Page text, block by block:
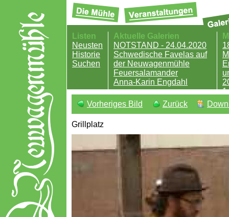
Listen
Neusten
Historie
Suchen
Aktuelle Galerien
NOTSTAND - 24.04.2020
Schwedische Favelas auf
der Neuwagenmühle
Feuersalamander
Anna-Karin Engdahl
Vorheriges Bild Zurück
Grillplatz